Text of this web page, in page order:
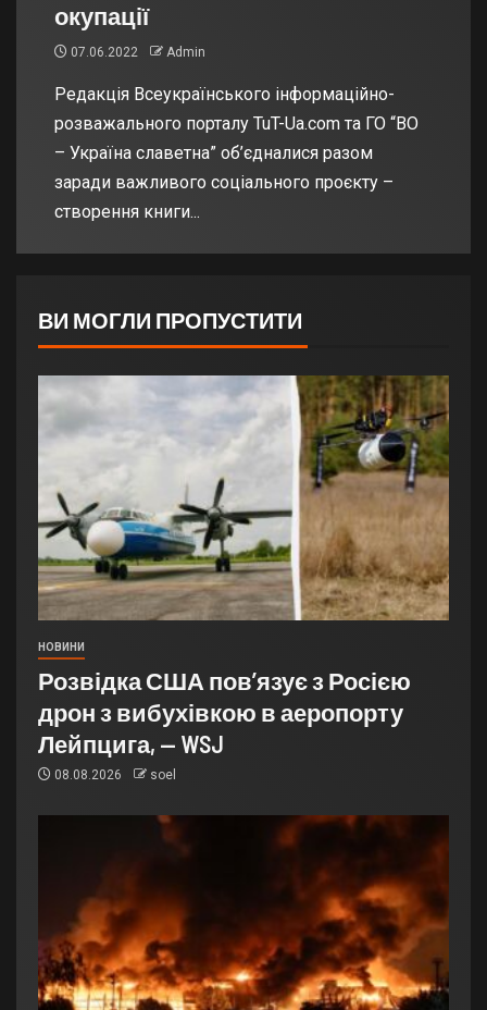
окупації
07.06.2022 Admin
Редакція Всеукраїнського інформаційно-
розважального порталу TuT-Ua.com та ГО “ВО
– Україна славетна” об’єдналися разом
заради важливого соціального проєкту –
створення книги...
ВИ МОГЛИ ПРОПУСТИТИ
НОВИНИ
Розвідка США пов’язує з Росією
дрон з вибухівкою в аеропорту
Лейпцига, — WSJ
08.08.2026 soel